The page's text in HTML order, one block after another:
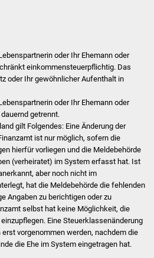
Ärzte und Apotheken
Hitzewarnung / UV-
Index
ÖPNV
Bürgerbus (MOBS)
Abfall und Entsorgung
Kultur & Freizeit
oder Ihr Ehemann oder
einkommensteuerpflichtig. Das
oder Ihr gewöhnlicher Aufenthalt in
oder Ihr Ehemann oder
getrennt.
gilt Folgendes: Eine Änderung der
ist nur möglich, sofern die
hierfür vorliegen und die Meldebehörde
(verheiratet) im System erfasst hat. Ist
aber noch nicht im
hat die Meldebehörde die fehlenden
Angaben zu berichtigen oder zu
selbst hat keine Möglichkeit, die
Eine Steuerklassenänderung
vorgenommen werden, nachdem die
die Ehe im System eingetragen hat.